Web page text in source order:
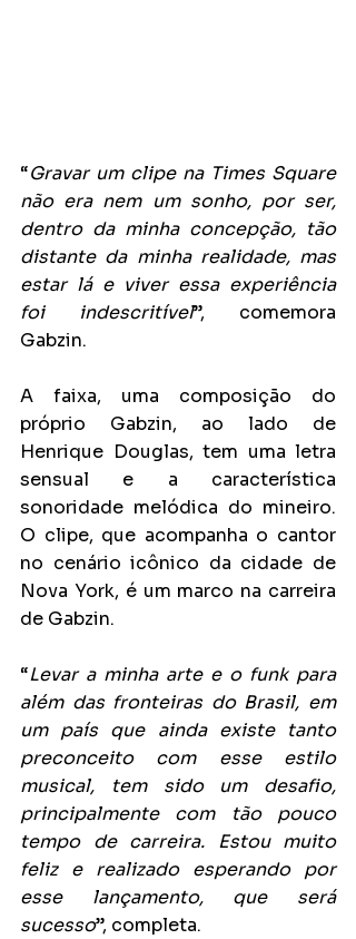
“Gravar um clipe na Times Square
não era nem um sonho, por ser,
dentro da minha concepção, tão
distante da minha realidade, mas
estar lá e viver essa experiência
foi indescritível”, comemora
Gabzin.
A faixa, uma composição do
próprio Gabzin, ao lado de
Henrique Douglas, tem uma letra
sensual e a característica
sonoridade melódica do mineiro.
O clipe, que acompanha o cantor
no cenário icônico da cidade de
Nova York, é um marco na carreira
de Gabzin.
“Levar a minha arte e o funk para
além das fronteiras do Brasil, em
um país que ainda existe tanto
preconceito com esse estilo
musical, tem sido um desafio,
principalmente com tão pouco
tempo de carreira. Estou muito
feliz e realizado esperando por
esse lançamento, que será
sucesso”, completa.